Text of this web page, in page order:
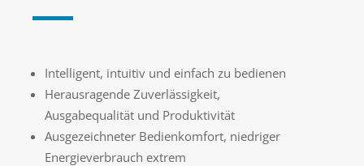
Intelligent, intuitiv und einfach zu bedienen
Herausragende Zuverlässigkeit,
Ausgabequalität und Produktivität
Ausgezeichneter Bedienkomfort, niedriger
Energieverbrauch extrem